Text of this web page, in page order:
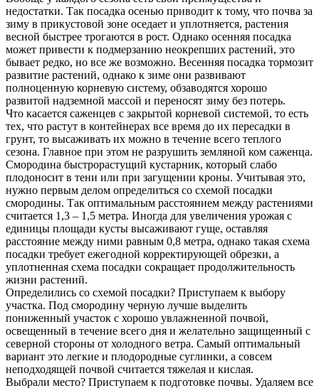
недостатки. Так посадка осенью приводит к тому, что почва за
зиму в прикустовой зоне оседает и уплотняется, растения
весной быстрее трогаются в рост. Однако осенняя посадка
может привести к подмерзанию неокрепших растений, это
бывает редко, но все же возможно. Весенняя посадка тормозит
развитие растений, однако к зиме они развивают
полноценную корневую систему, обзаводятся хорошо
развитой надземной массой и переносят зиму без потерь.
Что касается саженцев с закрытой корневой системой, то есть
тех, что растут в контейнерах все время до их пересадки в
грунт, то высаживать их можно в течение всего теплого
сезона. Главное при этом не разрушить земляной ком саженца.
Смородина быстрорастущий кустарник, который слабо
плодоносит в тени или при загущении кроны. Учитывая это,
нужно первым делом определиться со схемой посадки
смородины. Так оптимальным расстоянием между растениями
считается 1,3 – 1,5 метра. Иногда для увеличения урожая с
единицы площади кусты высаживают гуще, оставляя
расстояние между ними равным 0,8 метра, однако такая схема
посадки требует ежегодной корректирующей обрезки, а
уплотненная схема посадки сокращает продолжительность
жизни растений.
Определились со схемой посадки? Приступаем к выбору
участка. Под смородину черную лучше выделить
пониженный участок с хорошо увлажненной почвой,
освещенный в течение всего дня и желательно защищенный с
северной стороны от холодного ветра. Самый оптимальный
вариант это легкие и плодородные суглинки, а совсем
неподходящей почвой считается тяжелая и кислая.
Выбрали место? Приступаем к подготовке почвы. Удаляем все